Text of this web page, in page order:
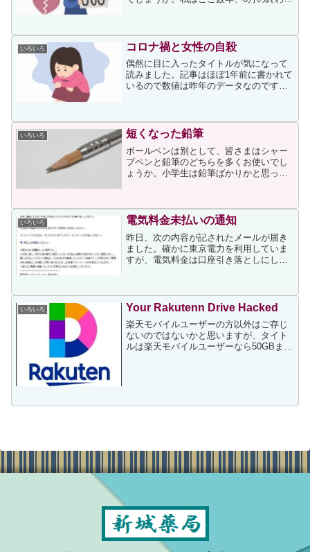
ような思いがあっ...
いろいろ コロナ禍と女性の自殺
偶然に目に入ったタイトルが気になって
読みました。記事はほぼ1年前に書かれて
いるので数値は昨年のデータなのです
同月比４２．２％増を記録するや１０月
はなんと８２．６％の大...
いろいろ 短くなった鉛筆
ボールペンは別として、皆さまはシャー
プペンと鉛筆のどちらを多くお使いでし
ょうか。小学生は鉛筆ばかりかと思って
が書かれていました。ゼブラによると、
小学校でシャープペンを禁...
いろいろ 電気料金未払いの通知
昨日、次の内容が記されたメールが届き
ました。確かに東京電力を利用していま
すが、電気料金は口座引き落としにして
なお知らせ】未払いの電気料金について
ご連絡させていただくもの...
いろいろ Your Rakutenn Drive Hacked
楽天モバイルユーザーの方以外はご存じ
ないのではないかと思いますが、タイト
ルは楽天モバイルユーザーなら50GBまで